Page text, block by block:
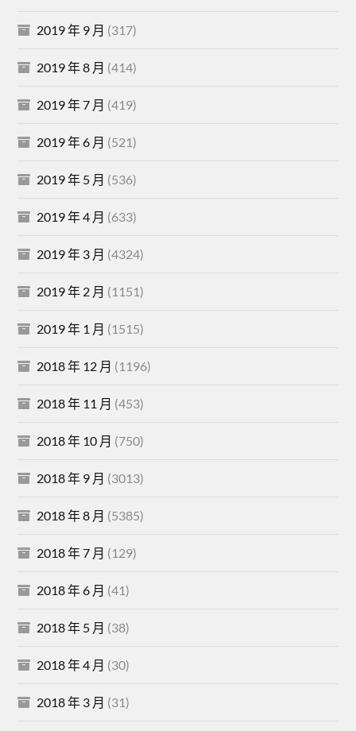
2019 年 9 月 (317)
2019 年 8 月 (414)
2019 年 7 月 (419)
2019 年 6 月 (521)
2019 年 5 月 (536)
2019 年 4 月 (633)
2019 年 3 月 (4324)
2019 年 2 月 (1151)
2019 年 1 月 (1515)
2018 年 12 月 (1196)
2018 年 11 月 (453)
2018 年 10 月 (750)
2018 年 9 月 (3013)
2018 年 8 月 (5385)
2018 年 7 月 (129)
2018 年 6 月 (41)
2018 年 5 月 (38)
2018 年 4 月 (30)
2018 年 3 月 (31)